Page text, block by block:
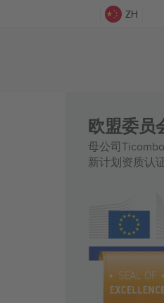
ZH
欧盟委员
母公司
新计划资质认证